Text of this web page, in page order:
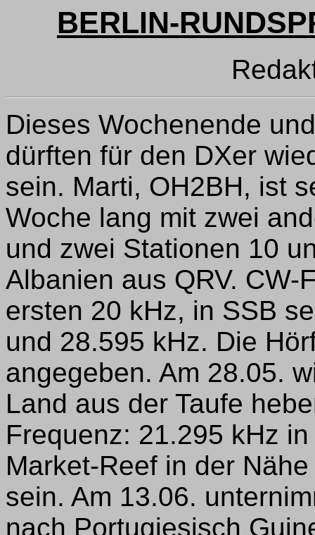
BERLIN-
Dieses Wochenende
dürften für den DXer
sein. Marti, OH2BH, ist
Woche lang mit zwei
und zwei Stationen 10
Albanien aus QRV.
ersten 20 kHz, in SSB
und 28.595 kHz. Die
angegeben. Am 28.05.
Land aus der Taufe
Frequenz: 21.295 kHz
Market-Reef in der
sein. Am 13.06.
nach Portugiesisch